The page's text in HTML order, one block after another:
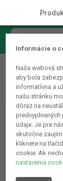
Informácie o
Naša webová
aby bola
informatívna a
našu stránku
dôraz na
predvyplnených
údaje. Je pre
skutočne
kliknete na
cookie. Ak
nastavenia
x 115 cm - EVA